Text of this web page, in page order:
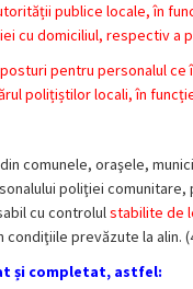
publice locale, în
cu domiciliul, respectiv a
posturi pentru personalul
polițiștilor locali, în
comunele, oraşele,
poliţiei
cu controlulstabilite de
prevăzute la alin.
și completat, astfel: